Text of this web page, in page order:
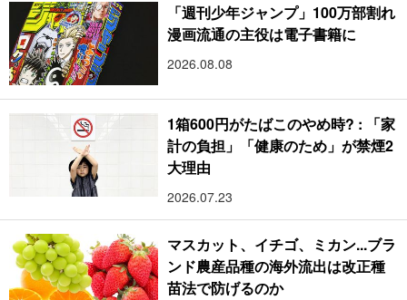
「週刊少年ジャンプ」100万部割れ
漫画流通の主役は電子書籍に
2026.08.08
1箱600円がたばこのやめ時? : 「家
計の負担」「健康のため」が禁煙2
大理由
2026.07.23
マスカット、イチゴ、ミカン...ブラ
ンド農産品種の海外流出は改正種
苗法で防げるのか